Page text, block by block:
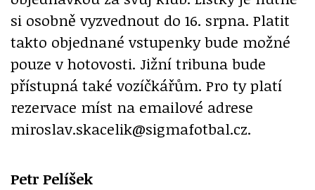
si osobně vyzvednout do 16. srpna. Platit
takto objednané vstupenky bude možné
pouze v hotovosti. Jižní tribuna bude
přístupná také vozíčkářům. Pro ty platí
rezervace míst na emailové adrese
miroslav.skacelik@sigmafotbal.cz.
Petr Pelíšek